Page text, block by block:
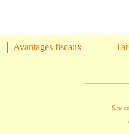
Avantages fiscaux
Site